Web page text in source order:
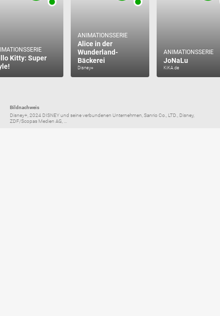
Kitty: Super
ANIMATIONSSERIE
Alice in der
Wunderland-
Bäckerei
Disney+
ANIMATIONSSERIE
JoNaLu
KiKA.de
Bildnachweis
Disney+, 2024 DISNEY und seine verbundenen Unternehmen, Sanrio Co., LTD., Disney,
ZDF/Scopas Medien AG, ...